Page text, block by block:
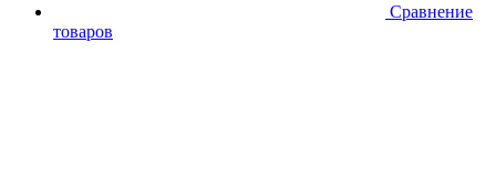
Сравнение
товаров